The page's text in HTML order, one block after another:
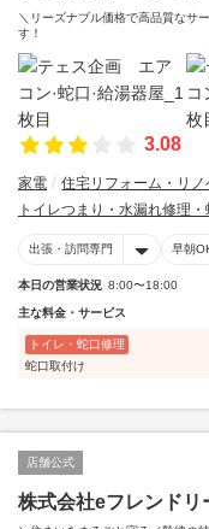
＼リーズナブル価格で高品質なサ
す！
3.08
家電
住宅リフォーム・リノ
トイレつまり・水漏れ修理
出張・訪問専門 早朝
本日の営業状況 8:00〜18:00
主な料金・サービス
トイレ・蛇口修理
蛇口取付け
店舗公式
株式会社eフレンド